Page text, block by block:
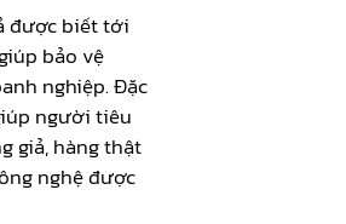
được biết tới
bảo vệ
nghiệp. Đặc
người tiêu
giả, hàng thật
nghệ được